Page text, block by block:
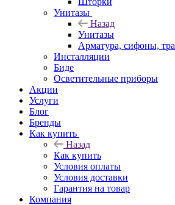
Унитазы
Назад
Унитазы
Арматура, сифоны,
Инсталляции
Биде
Осветительные приборы
Акции
Услуги
Блог
Бренды
Как купить
Назад
Как купить
Условия оплаты
Условия доставки
Гарантия на товар
Компания